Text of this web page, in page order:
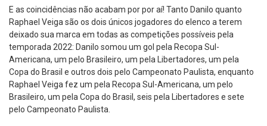
E as coincidências não acabam por por aí! Tanto Danilo quanto
Raphael Veiga são os dois únicos jogadores do elenco a terem
deixado sua marca em todas as competições possíveis pela
temporada 2022: Danilo somou um gol pela Recopa Sul-
Americana, um pelo Brasileiro, um pela Libertadores, um pela
Copa do Brasil e outros dois pelo Campeonato Paulista, enquanto
Raphael Veiga fez um pela Recopa Sul-Americana, um pelo
Brasileiro, um pela Copa do Brasil, seis pela Libertadores e sete
pelo Campeonato Paulista.